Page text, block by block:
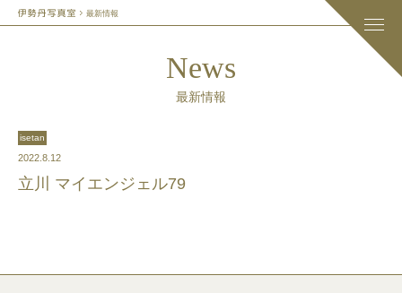
最新情報
News
最新情報
isetan
2022.8.12
立川 マイエンジェル79